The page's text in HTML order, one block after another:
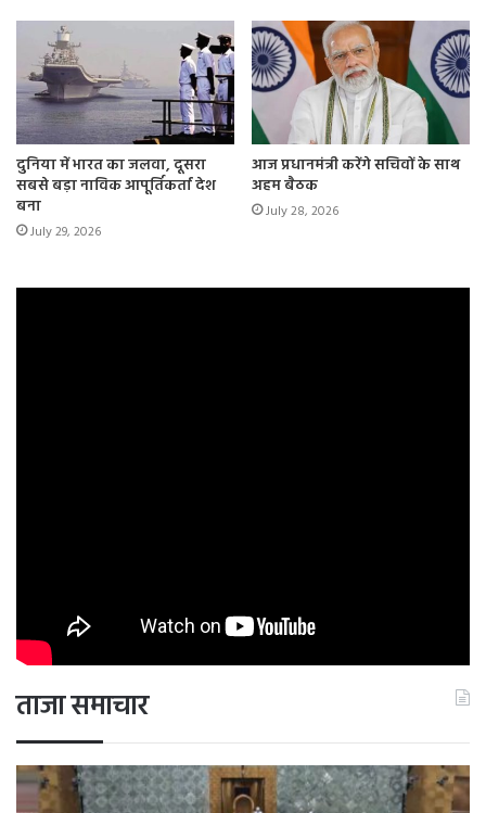
दुनिया में भारत का जलवा, दूसरा
सबसे बड़ा नाविक आपूर्तिकर्ता देश
बना
July 29, 2026
आज प्रधानमंत्री करेंगे सचिवों के साथ
अहम बैठक
July 28, 2026
ताजा समाचार